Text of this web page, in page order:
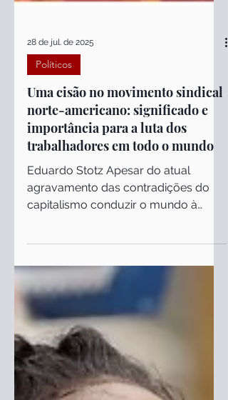
Políticos
Uma cisão no movimento sindical
norte-americano: significado e
importância para a luta dos
trabalhadores em todo o mundo
Eduardo Stotz Apesar do atual
capitalismo conduzir o mundo à